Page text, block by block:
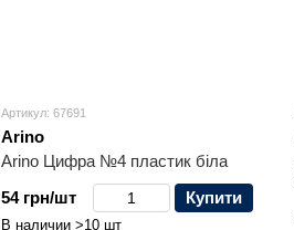
Артикул: 67691
Arino
Arino Цифра №4 пластик біла
54 грн/шт
Купити
В наличии >10 шт